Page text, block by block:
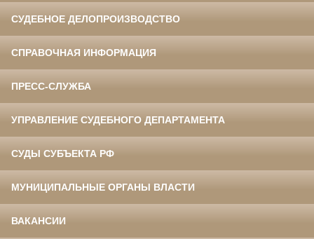
СУДЕБНОЕ ДЕЛОПРОИЗВОДСТВО
СПРАВОЧНАЯ ИНФОРМАЦИЯ
ПРЕСС-СЛУЖБА
УПРАВЛЕНИЕ СУДЕБНОГО ДЕПАРТАМЕНТА
СУДЫ СУБЪЕКТА РФ
МУНИЦИПАЛЬНЫЕ ОРГАНЫ ВЛАСТИ
ВАКАНСИИ